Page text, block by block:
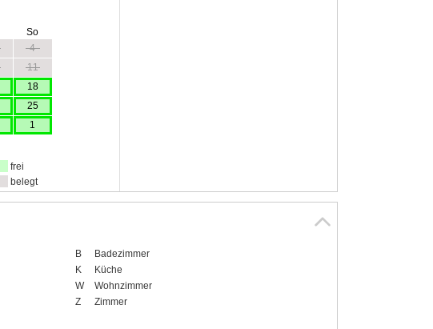
So
4
11
18
25
1
frei
belegt
B
Badezimmer
K
Küche
W
Wohnzimmer
Z
Zimmer